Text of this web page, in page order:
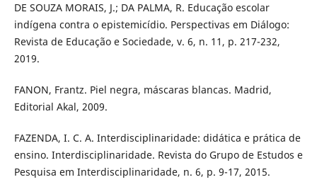
DE SOUZA MORAIS, J.; DA PALMA, R. Educação escolar
indígena contra o epistemicídio. Perspectivas em Diálogo:
Revista de Educação e Sociedade, v. 6, n. 11, p. 217-232,
2019.
FANON, Frantz. Piel negra, máscaras blancas. Madrid,
Editorial Akal, 2009.
FAZENDA, I. C. A. Interdisciplinaridade: didática e prática de
ensino. Interdisciplinaridade. Revista do Grupo de Estudos e
Pesquisa em Interdisciplinaridade, n. 6, p. 9-17, 2015.